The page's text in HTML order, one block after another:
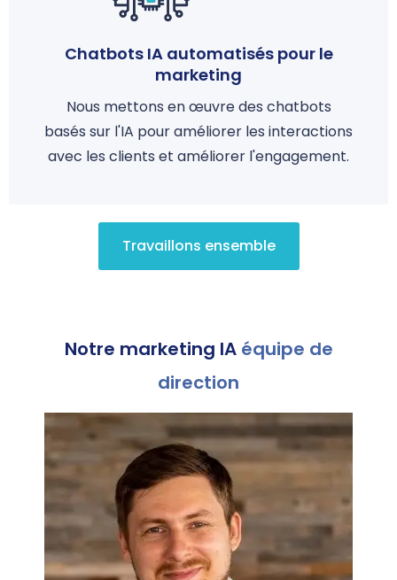
Chatbots IA automatisés pour le
marketing
Nous mettons en œuvre des chatbots
basés sur l'IA pour améliorer les interactions
avec les clients et améliorer l'engagement.
Travaillons ensemble
Notre marketing IAéquipe de
direction